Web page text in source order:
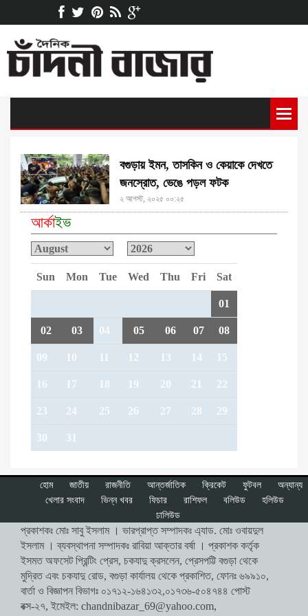
বগুড়ায় ইমন, তাসকিন ও কেয়াকে দেখতে
জনস্রোত, ভেঙে পড়ল ফটক
২ আগস্ট, ২০২৫ ০০:২৫
আর্কাইভ
Sun Mon Tue Wed Thu Fri Sat
01
02 03 04 05 06 07 08
09 10 11 12 13 14 15
16 17 18 19 20 21 22
23 24 25 26 27 28 29
30 31
হোম জাতীয় রাজনীতি আন্তর্জাতিক ক্রিকেট ফুটবল
অন্যান্য
খেলার সংবাদ
ভিন্ন খবর ফিচার রাশিফল বলিউড
হলিউড
ঢালিউড
প্রকাশকঃ মোঃ সাবু ইসলাম । ভারপ্রাপ্ত সম্পাদকঃ এ্যাড. মোঃ ওবায়দুল
ইসলাম । ব্যবস্থাপনা সম্পাদকঃ রাবিয়া আক্তার বর্ষা । প্রকাশক কর্তৃক
ইসমত অফসেট প্রিন্টিং প্রেস, চকযাদু ক্রসলেন, প্রেসপট্টি বগুড়া থেকে
মুদ্রিত এবং চকযাদু রোড, বগুড়া কার্যালয় থেকে প্রকাশিত, ফোনঃ ৬৯৯১০,
বার্তা ও বিজ্ঞাপন বিভাগঃ ০১৭১২-১৬৪১৩২,০১৭৩৬-৫০৪৭৪৪ পোস্ট
বক্স-২৭, ইমেইল: chandnibazar_69@yahoo.com,